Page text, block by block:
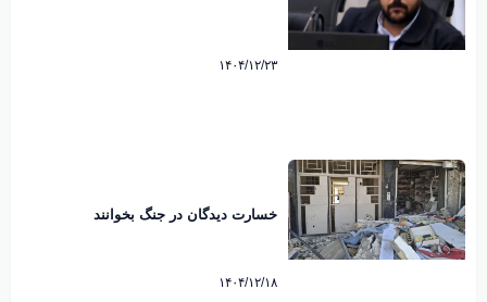
۱۴۰۴/۱۲/۲۳
خسارت دیدگان در جنگ بخوانند
۱۴۰۴/۱۲/۱۸